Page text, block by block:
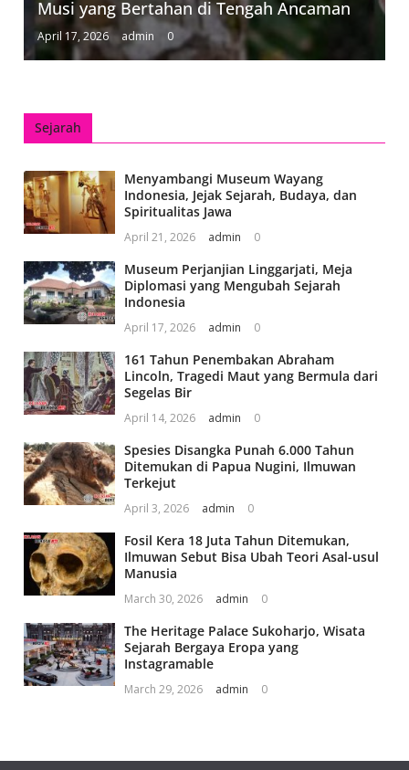
Musi yang Bertahan di Tengah Ancaman
April 17, 2026 admin 0
Sejarah
Menyambangi Museum Wayang
Indonesia, Jejak Sejarah, Budaya, dan
Spiritualitas Jawa
April 21, 2026 admin 0
Museum Perjanjian Linggarjati, Meja
Diplomasi yang Mengubah Sejarah
Indonesia
April 17, 2026 admin 0
161 Tahun Penembakan Abraham
Lincoln, Tragedi Maut yang Bermula dari
Segelas Bir
April 14, 2026 admin 0
Spesies Disangka Punah 6.000 Tahun
Ditemukan di Papua Nugini, Ilmuwan
Terkejut
April 3, 2026 admin 0
Fosil Kera 18 Juta Tahun Ditemukan,
Ilmuwan Sebut Bisa Ubah Teori Asal-usul
Manusia
March 30, 2026 admin 0
The Heritage Palace Sukoharjo, Wisata
Sejarah Bergaya Eropa yang
Instagramable
March 29, 2026 admin 0